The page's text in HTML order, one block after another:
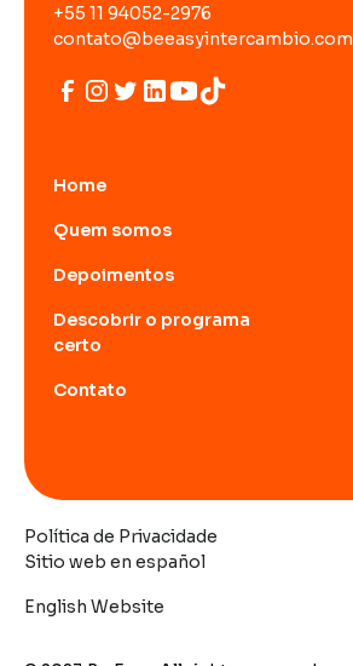
+55 11 94052-2976
contato@beeasyintercambio.com
Home
Quem somos
Depoimentos
Descobrir o programa
certo
Contato
Sitio web en español
English Website
Política de Privacidade